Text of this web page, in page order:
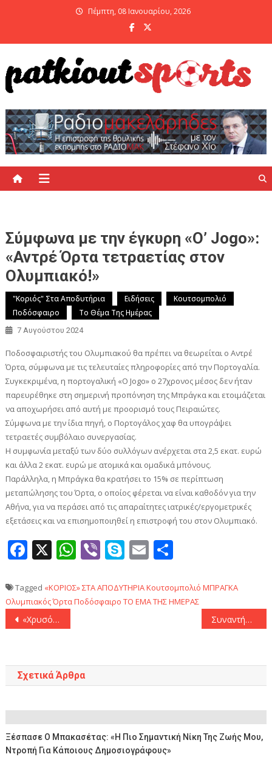
Πέμπτη, 08 Ιανουαρίου, 2026
Σύμφωνα με την έγκυρη «O’ Jogo»:
«Αντρέ Όρτα τετραετίας στον
Ολυμπιακό!»
"Κοριός" Στα Αποδυτήρια Ειδήσεις
Κουτσομπολιό
Ποδόσφαιρο
Το Θέμα Της Ημέρας
7 Αυγούστου 2024
Ποδοσφαιριστής του Ολυμπιακού θα πρέπει να θεωρείται ο Αντρέ
Όρτα, σύμφωνα με τις τελευταίες πληροφορίες από την Πορτογαλία.
Συγκεκριμένα, η πορτογαλική «O Jogo» ο 27χρονος μέσος δεν ήταν
παρευρέθηκε στη σημερινή προπόνηση της Μπράγκα και ετοιμάζεται
να αποχωρήσει από αυτή με προορισμό τους Πειραιώτες.
Σύμφωνα με την ίδια πηγή, ο Πορτογάλος χαφ θα υπογράψει
τετραετές συμβόλαιο συνεργασίας.
Η συμφωνία μεταξύ των δύο συλλόγων ανέρχεται στα 2,5 εκατ. ευρώ
και άλλα 2 εκατ. ευρώ με ατομικά και ομαδικά μπόνους.
Παράλληλα, η Μπράγκα θα κρατήσει το 15% σε περίπτωση
μεταπώλησης του Όρτα, ο οποίος φέρεται να είναι καθοδόν για την
Αθήνα, για να περάσει από τις απαραίτητες ιατρικές/εργομετρικές
εξετάσεις και να επισημοποιηθεί η επιστροφή του στον Ολυμπιακό.
Facebook
X WhatsApp
ViberSkype
Email
Tagged «ΚΟΡΙΟΣ» ΣΤΑ ΑΠΟΔΥΤΗΡΙΑΚουτσομπολιό ΜΠΡΑΓΚΑ
ΟλυμπιακόςΌρταΠοδόσφαιρο ΤΟ ΕΜΑ ΤΗΣ ΗΜΕΡΑΣ
Πλοήγηση
«Χρυσός» Τεντόγλου ανέβασε την Ελλάδα στα ουράνια! Συναντήθηκε με Γιώργο Βαρδινογιάννη ο Μάκης Γκαγκάτσης για την αξιοποίηση της Παιανίας
Σχετικά Άρθρα
Ξέσπασε Ο Μπακασέτας: «Η Πιο Σημαντική Νίκη Της Ζωής Μου,
Ντροπή Για Κάποιους Δημοσιογράφους»